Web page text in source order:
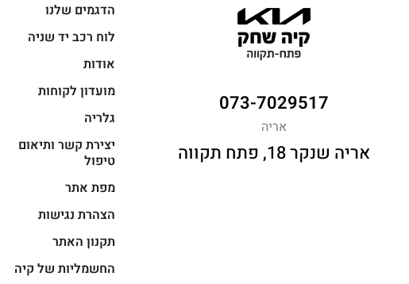
073-7029517
אריה
אריה שנקר 18, פתח תקווה
הדגמים שלנו
לוח רכב יד שניה
אודות
מועדון לקוחות
גלריה
יצירת קשר ותיאום
טיפול
מפת אתר
הצהרת נגישות
תקנון האתר
החשמליות של קיה